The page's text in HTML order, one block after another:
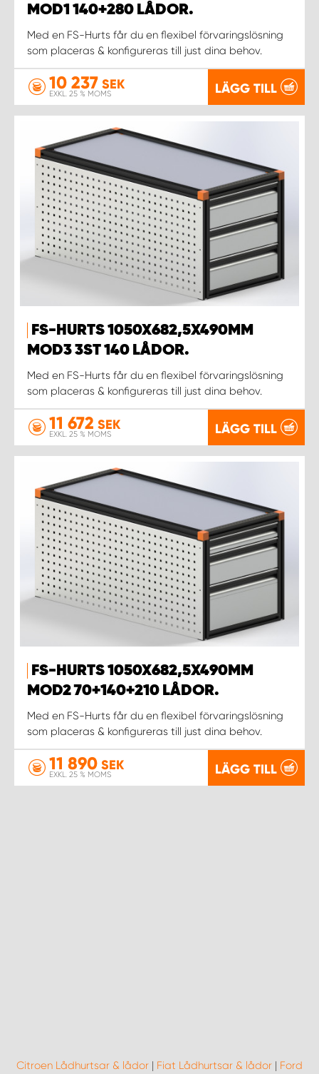
MOD1 140+280 LÅDOR.
Med en FS-Hurts får du en flexibel förvaringslösning
som placeras & konfigureras till just dina behov.
10 237 SEK
EXKL. 25 % MOMS LÄGG TILL
FS-HURTS 1050X682,5X490MM
MOD3 3ST 140 LÅDOR.
Med en FS-Hurts får du en flexibel förvaringslösning
som placeras & konfigureras till just dina behov.
11 672 SEK
EXKL. 25 % MOMS LÄGG TILL
FS-HURTS 1050X682,5X490MM
MOD2 70+140+210 LÅDOR.
Med en FS-Hurts får du en flexibel förvaringslösning
som placeras & konfigureras till just dina behov.
11 890 SEK
EXKL. 25 % MOMS LÄGG TILL
Citroen Lådhurtsar & lådor | Fiat Lådhurtsar & lådor | Ford